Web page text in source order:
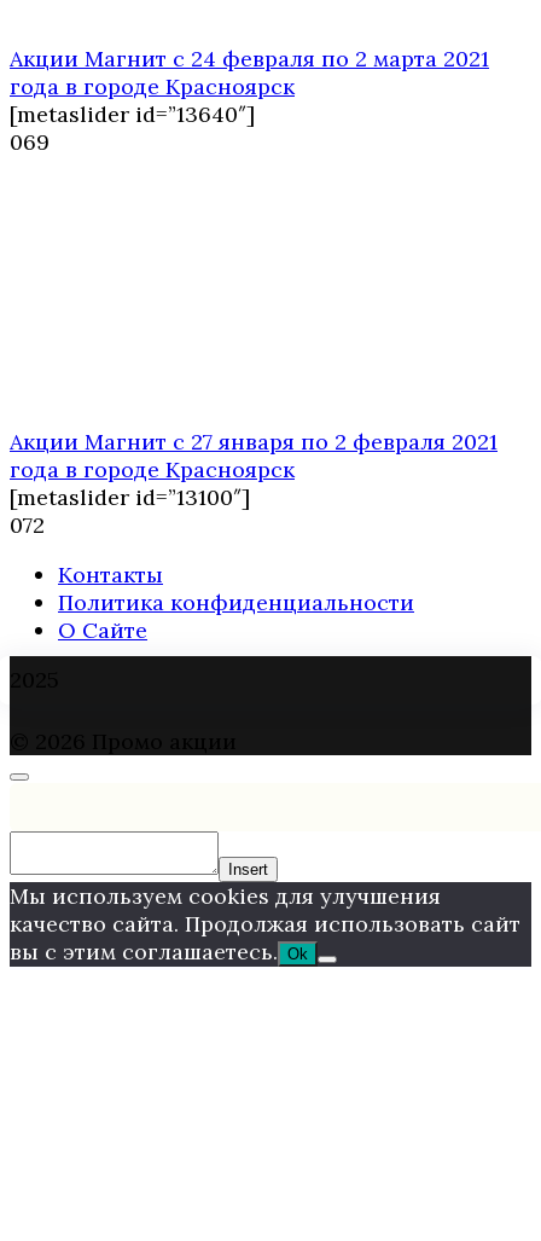
Акции Магнит с 24 февраля по 2 марта 2021
года в городе Красноярск
[metaslider id=”13640″]
069
Акции Магнит с 27 января по 2 февраля 2021
года в городе Красноярск
[metaslider id=”13100″]
072
Контакты
Политика конфиденциальности
О Сайте
Insert
Мы используем cookies для улучшения
качество сайта. Продолжая использовать сайт
вы с этим соглашаетесь. Ok